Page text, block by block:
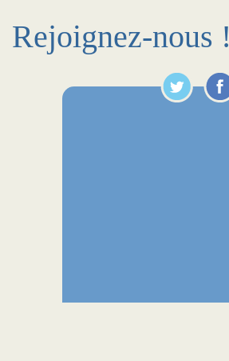
Rejoignez-nous !